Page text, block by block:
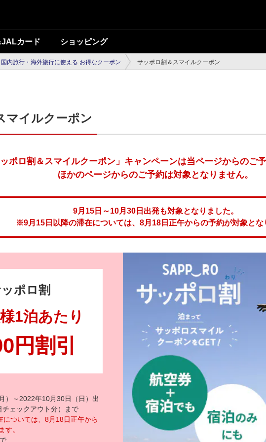
カード ショッピング
国内旅行・海外旅行に使える お得なクーポン サッポロ割＆スマイルクーポン
マイルクーポン
ッポロ割＆スマイルクーポン」キャンペーンは当ページからのご
ほかのページからのご予約は対象となりません。
9月15日～10月30日出発も対象となりました。
※9月15日以降の滞在については、8月18日正午からの予約が対象とな
ポロ割
1泊あたり
円割引
）～2022年10月30日（日）出
ェックアウト分）まで
ついては、8月18日正午から
す。